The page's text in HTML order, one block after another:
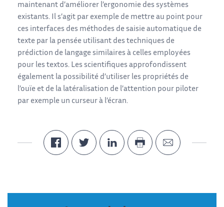
maintenant d’améliorer l’ergonomie des systèmes
existants. Il s’agit par exemple de mettre au point pour
ces interfaces des méthodes de saisie automatique de
texte par la pensée utilisant des techniques de
prédiction de langage similaires à celles employées
pour les textos. Les scientifiques approfondissent
également la possibilité d’utiliser les propriétés de
l’ouïe et de la latéralisation de l’attention pour piloter
par exemple un curseur à l’écran.